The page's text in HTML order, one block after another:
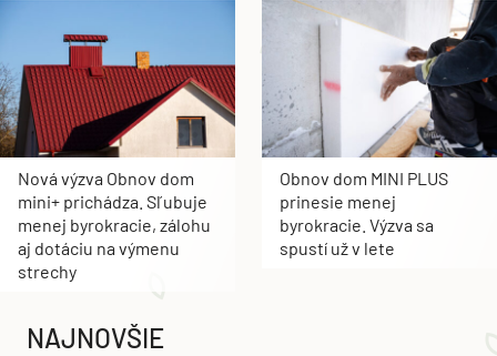
Nová výzva Obnov dom
mini+ prichádza. Sľubuje
menej byrokracie, zálohu
aj dotáciu na výmenu
strechy
Obnov dom MINI PLUS
prinesie menej
byrokracie. Výzva sa
spustí už v lete
NAJNOVŠIE